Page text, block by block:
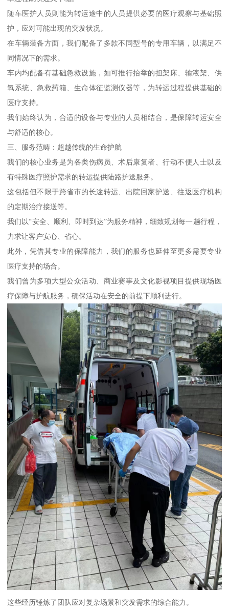
随车医护人员则能为转运途中的人员提供必要的医疗观察与基础照
护，应对可能出现的突发状况。
在车辆装备方面，我们配备了多款不同型号的专用车辆，以满足不
同情况下的需求。
车内均配备有基础急救设施，如可推行抬举的担架床、输液架、供
氧系统、急救药箱、生命体征监测仪器等，为转运过程提供基础的
医疗支持。
我们始终认为，合适的设备与专业的人员相结合，是保障转运安全
与舒适的核心。
三、服务范畴：超越传统的生命护航
我们的核心业务是为各类伤病员、术后康复者、行动不便人士以及
有特殊医疗照护需求的转运提供陆路护送服务。
这包括但不限于跨省市的长途转运、出院回家护送、往返医疗机构
的定期治疗接送等。
我们以“安全、顺利、即时到达”为服务精神，细致规划每一趟行程，
力求让客户安心、省心。
此外，凭借其专业的保障能力，我们的服务也延伸至更多需要专业
医疗支持的场合。
我们曾为多项大型公众活动、商业赛事及文化影视项目提供现场医
疗保障与护航服务，确保活动在安全的前提下顺利进行。
这些经历锤炼了团队应对复杂场景和突发需求的综合能力。